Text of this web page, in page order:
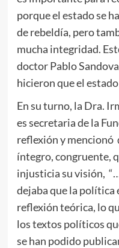
porque el estado se
de rebeldía, pero
mucha integridad.
doctor Pablo
hicieron que el
En su turno, la Dra.
es secretaria de la
reflexión y mencionó
íntegro, congruente,
injusticia su visión,
dejaba que la política
reflexión teórica, lo
los textos políticos
se han podido